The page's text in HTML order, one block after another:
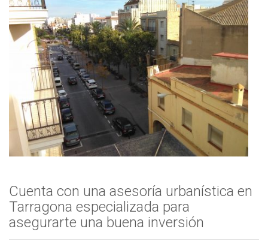
Cuenta con una asesoría urbanística en
Tarragona especializada para
asegurarte una buena inversión